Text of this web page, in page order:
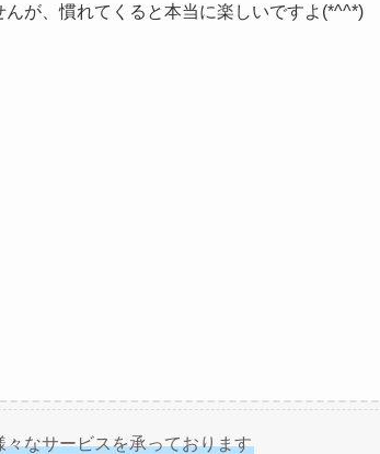
が、慣れてくると本当に楽しいですよ(*^^*)
なサービスを承っております